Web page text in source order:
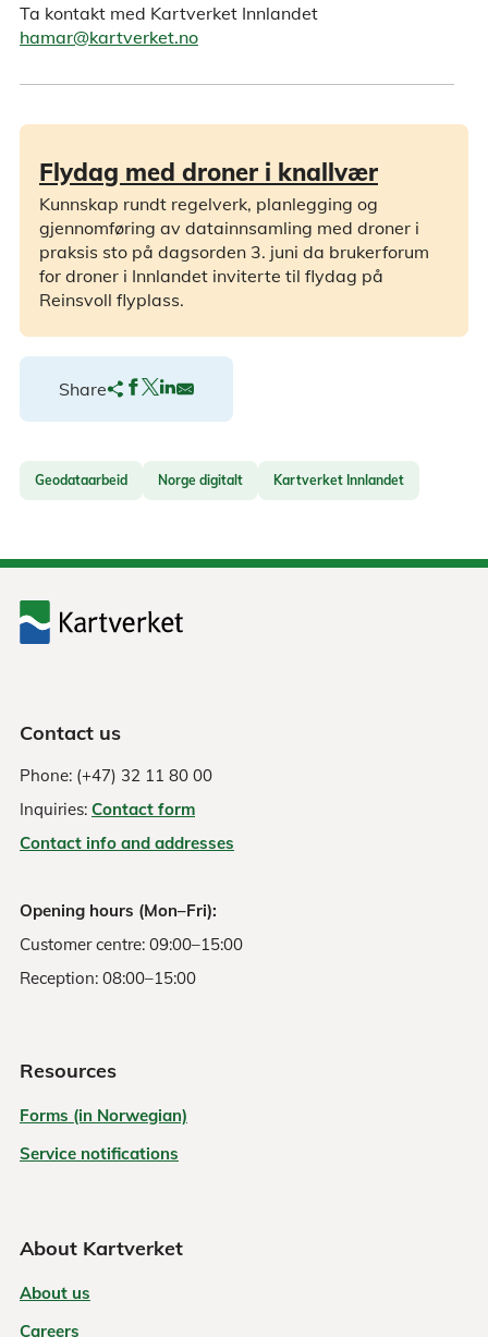
Ta kontakt med Kartverket Innlandet
hamar@kartverket.no
Flydag med droner i knallvær
Kunnskap rundt regelverk, planlegging og
gjennomføring av datainnsamling med droner i
praksis sto på dagsorden 3. juni da brukerforum
for droner i Innlandet inviterte til flydag på
Reinsvoll flyplass.
Share
Geodataarbeid Norge digitalt Kartverket Innlandet
Contact us
Phone: (+47) 32 11 80 00
Inquiries: Contact form
Contact info and addresses
Opening hours (Mon–Fri):
Customer centre: 09:00–15:00
Reception: 08:00–15:00
Resources
Forms (in Norwegian)
Service notifications
About Kartverket
About us
Careers